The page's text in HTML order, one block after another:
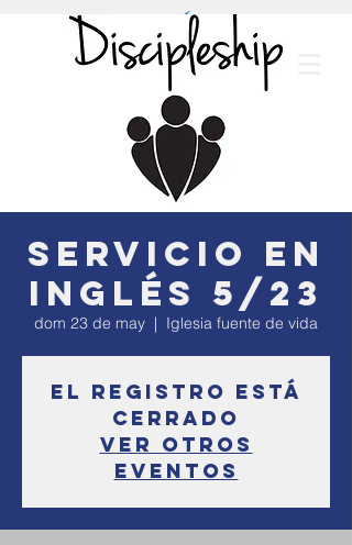
Servicio en
inglés 5/23
dom 23 de may
  |
Iglesia fuente de vida
El registro está
cerrado
Ver otros
eventos